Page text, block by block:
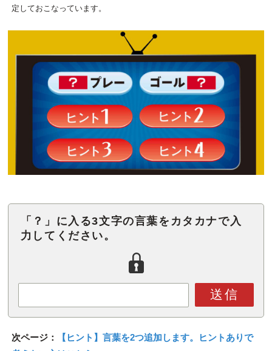
定しておこなっています。
「？」に入る3文字の言葉をカタカナで入
力してください。
送信
次ページ：
【ヒント】言葉を2つ追加します。ヒントありで